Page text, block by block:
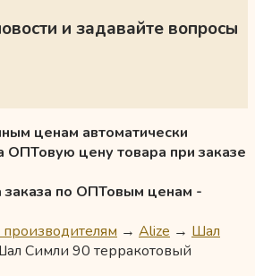
и задавайте вопросы
ценам автоматически
ОПТовую цену товара при заказе
заказа по ОПТовым ценам -
→ Alize → Шал
Симли 90 терракотовый